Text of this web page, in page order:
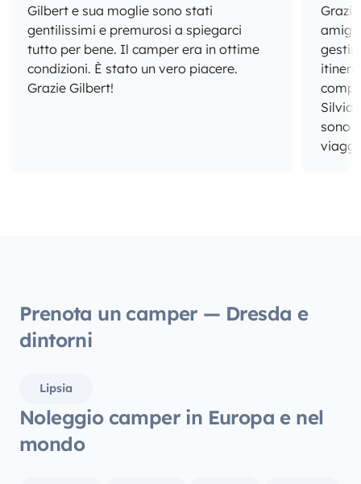
Gilbert e sua moglie sono stati
gentilissimi e premurosi a spiegarci
tutto per bene. Il camper era in ottime
condizioni. È stato un vero piacere.
Grazie Gilbert!
sono i
Prenota un camper — Dresda e
dintorni
Lipsia
Noleggio camper in Europa e nel
mondo